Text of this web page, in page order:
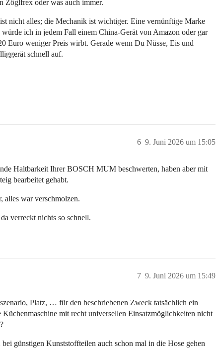
Zöglfrex oder was auch immer.
nicht alles; die Mechanik ist wichtiger. Eine vernünftige Marke
ich in jedem Fall einem China-Gerät von Amazon oder gar
Euro weniger Preis wirbt. Gerade wenn Du Nüsse, Eis und
schnell auf.
9. Juni 2026 um 15:05
6
Haltbarkeit Ihrer BOSCH MUM beschwerten, haben aber mit
bearbeitet gehabt.
alles war verschmolzen.
verreckt nichts so schnell.
9. Juni 2026 um 15:49
7
Platz, … für den beschriebenen Zweck tatsächlich ein
mit recht universellen Einsatzmöglichkeiten nicht
günstigen Kunststoffteilen auch schon mal in die Hose gehen